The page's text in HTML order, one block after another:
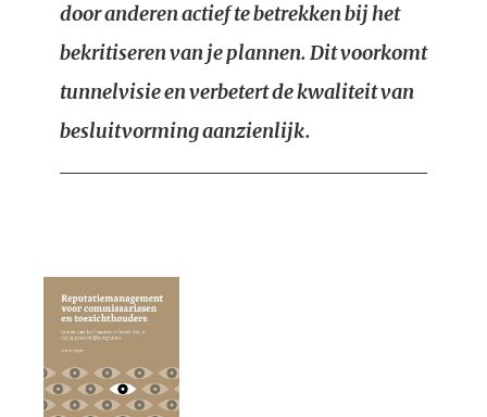
door anderen actief te betrekken bij het
bekritiseren van je plannen. Dit voorkomt
tunnelvisie en verbetert de kwaliteit van
besluitvorming aanzienlijk.